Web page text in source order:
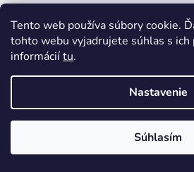
Tento web používa súbory cookie.
tohto webu vyjadrujete súhlas s ich
informáciítu.
Nastavenie
Súhlasím